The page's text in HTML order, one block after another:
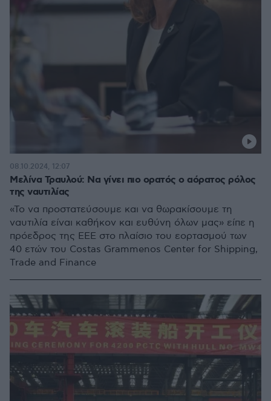
Μελίνα Τραυλού: Να γίνει πιο ορατός ο αόρατος ρόλος
της ναυτιλίας
«Το να προστατεύσουμε και να θωρακίσουμε τη
ναυτιλία είναι καθήκον και ευθύνη όλων μας» είπε η
πρόεδρος της ΕΕΕ στο πλαίσιο του εορτασμού των
40 ετών του Costas Grammenos Center for Shipping,
Trade and Finance
08.10.2024, 12:07